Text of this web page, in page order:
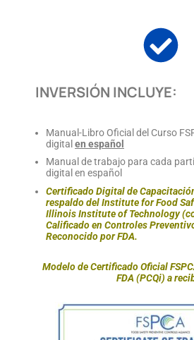
INVERSIÓN INCLUYE:
Manual-Libro Oficial del Curso
digital en español
Manual de trabajo para cada
digital en español
Certificado Digital de
respaldo del Institute for Food
Illinois Institute of Technology
Calificado en Controles
Reconocido por FDA.
Modelo de Certificado Oficial
FDA (PCQi) a